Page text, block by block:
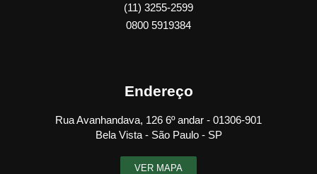
(11) 3255-2599
0800 5919384
Endereço
Rua Avanhandava, 126 6º andar - 01306-901
Bela Vista - São Paulo - SP
VER MAPA